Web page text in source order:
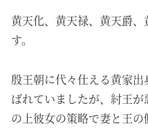
黄天化、黄天禄、黄天爵
す。
殷王朝に代々仕える黄家
ばれていましたが、紂王
の上彼女の策略で妻と王の